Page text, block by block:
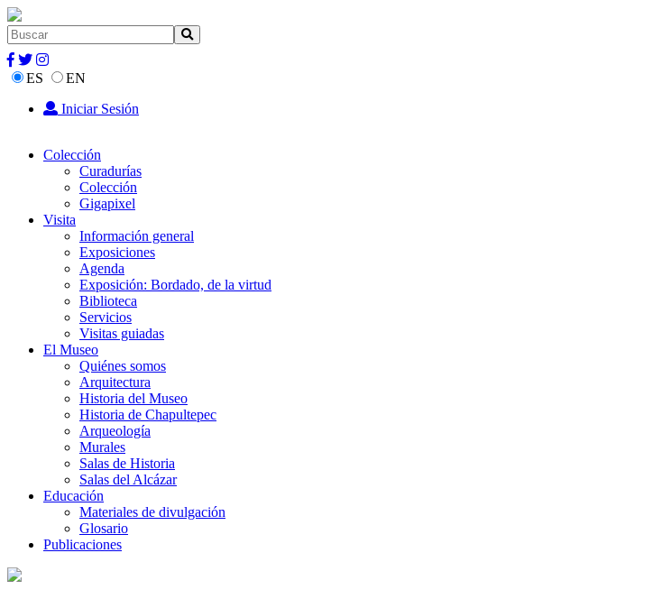
ES
EN
Iniciar Sesión
Colección
Curadurías
Colección
Gigapixel
Visita
Información general
Exposiciones
Agenda
Exposición: Bordado, de la virtud
Biblioteca
Servicios
Visitas guiadas
El Museo
Quiénes somos
Arquitectura
Historia del Museo
Historia de Chapultepec
Arqueología
Murales
Salas de Historia
Salas del Alcázar
Educación
Materiales de divulgación
Glosario
Publicaciones